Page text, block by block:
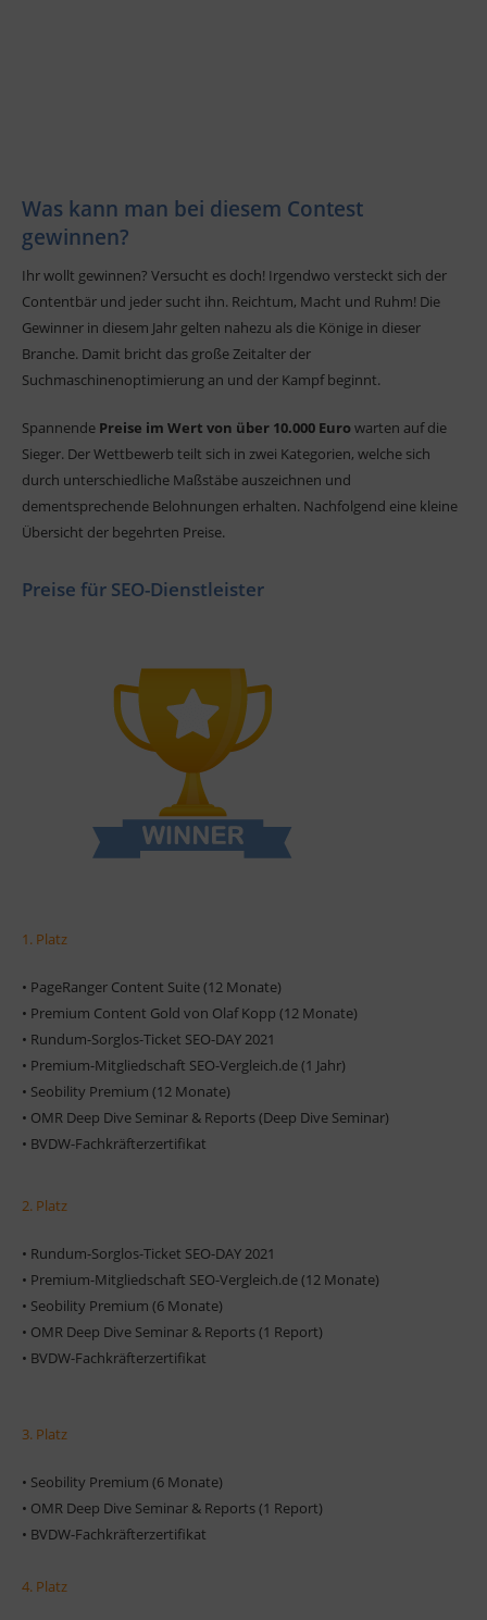
1. Platz
• PageRanger Content Suite (12 Monate)
• Premium Content Gold von Olaf Kopp (12 Monate)
• Rundum-Sorglos-Ticket SEO-DAY 2021
• Premium-Mitgliedschaft SEO-Vergleich.de (1 Jahr)
• Seobility Premium (12 Monate)
• OMR Deep Dive Seminar & Reports (Deep Dive Seminar)
• BVDW-Fachkräfterzertifikat
2. Platz
• Rundum-Sorglos-Ticket SEO-DAY 2021
• Premium-Mitgliedschaft SEO-Vergleich.de (12 Monate)
• Seobility Premium (6 Monate)
• OMR Deep Dive Seminar & Reports (1 Report)
• BVDW-Fachkräfterzertifikat
3. Platz
• Seobility Premium (6 Monate)
• OMR Deep Dive Seminar & Reports (1 Report)
• BVDW-Fachkräfterzertifikat
4. Platz
Was kann man bei diesem Contest
gewinnen?
Ihr wollt gewinnen? Versucht es doch! Irgendwo versteckt sich der
Contentbär und jeder sucht ihn. Reichtum, Macht und Ruhm! Die
Gewinner in diesem Jahr gelten nahezu als die Könige in dieser
Branche. Damit bricht das große Zeitalter der
Suchmaschinenoptimierung an und der Kampf beginnt.
Spannende Preise im Wert von über 10.000 Eurowarten auf die
Sieger. Der Wettbewerb teilt sich in zwei Kategorien, welche sich
durch unterschiedliche Maßstäbe auszeichnen und
dementsprechende Belohnungen erhalten. Nachfolgend eine kleine
Übersicht der begehrten Preise.
Preise für SEO-Dienstleister